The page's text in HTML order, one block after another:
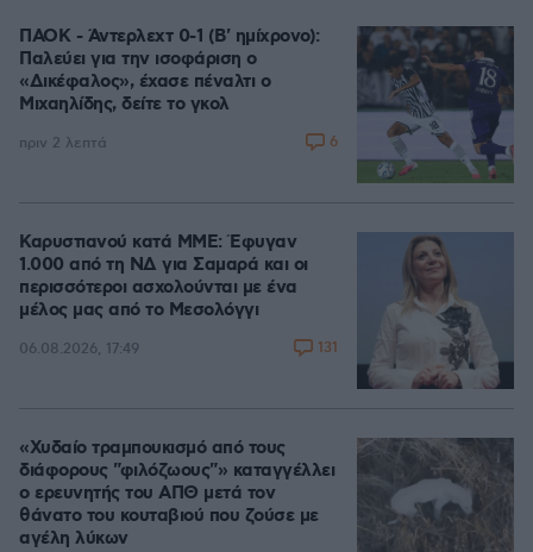
ΠΑΟΚ - Άντερλεχτ 0-1 (Β' ημίχρονο):
Παλεύει για την ισοφάριση ο
«Δικέφαλος», έχασε πέναλτι ο
Μιχαηλίδης, δείτε το γκολ
πριν 2 λεπτά 6
Καρυστιανού κατά ΜΜΕ: Έφυγαν
1.000 από τη ΝΔ για Σαμαρά και οι
περισσότεροι ασχολούνται με ένα
μέλος μας από το Μεσολόγγι
06.08.2026, 17:49 131
«Χυδαίο τραμπουκισμό από τους
διάφορους "φιλόζωους"» καταγγέλλει
ο ερευνητής του ΑΠΘ μετά τον
θάνατο του κουταβιού που ζούσε με
αγέλη λύκων